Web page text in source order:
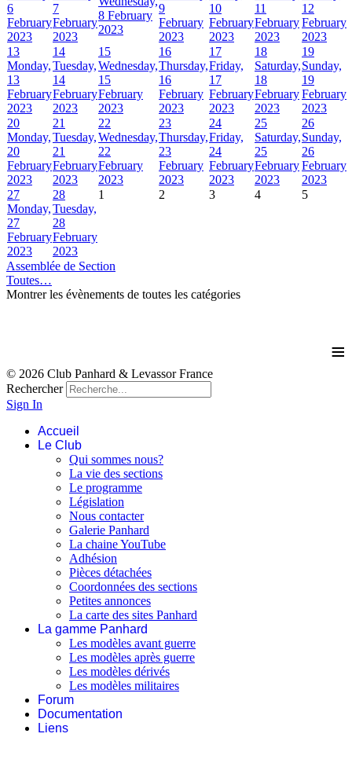
6
February
2023
7
February
2023
8 February
2023
9
February
2023
10
February
2023
11
February
2023
12
February
2023
13
Monday,
13
February
2023
14
Tuesday,
14
February
2023
15
Wednesday,
15
February
2023
16
Thursday,
16
February
2023
17
Friday,
17
February
2023
18
Saturday,
18
February
2023
19
Sunday,
19
February
2023
20
Monday,
20
February
2023
21
Tuesday,
21
February
2023
22
Wednesday,
22
February
2023
23
Thursday,
23
February
2023
24
Friday,
24
February
2023
25
Saturday,
25
February
2023
26
Sunday,
26
February
2023
27
Monday,
27
February
2023
28
Tuesday,
28
February
2023
1 2 3 4 5
Assemblée de Section
Toutes…
Montrer les évènements de toutes les catégories
≡
© 2026 Club Panhard & Levassor France
Rechercher
Sign In
Accueil
Le Club
Qui sommes nous?
La vie des sections
Le programme
Législation
Nous contacter
Galerie Panhard
La chaine YouTube
Adhésion
Pièces détachées
Coordonnées des sections
Petites annonces
La carte des sites Panhard
La gamme Panhard
Les modèles avant guerre
Les modèles après guerre
Les modèles dérivés
Les modèles militaires
Forum
Documentation
Liens